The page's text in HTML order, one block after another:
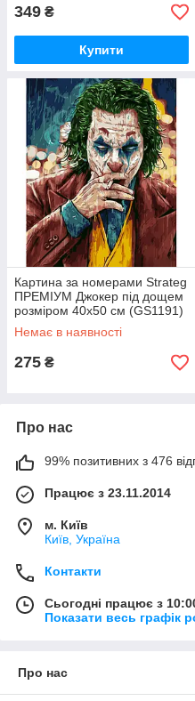
349 ₴
Купити
Картина за номерами Strateg
ПРЕМІУМ Джокер під дощем
розміром 40х50 см (GS1191)
Немає в наявності
275 ₴
Про нас
99% позитивних з 476
Працює з 23.11.2014
м. Київ
Київ, Україна
Контакти
Сьогодні працює з
Показати весь графік
Про нас